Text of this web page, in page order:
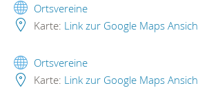
Ortsvereine
Karte: Link zur Google Maps
Ortsvereine
Karte: Link zur Google Maps